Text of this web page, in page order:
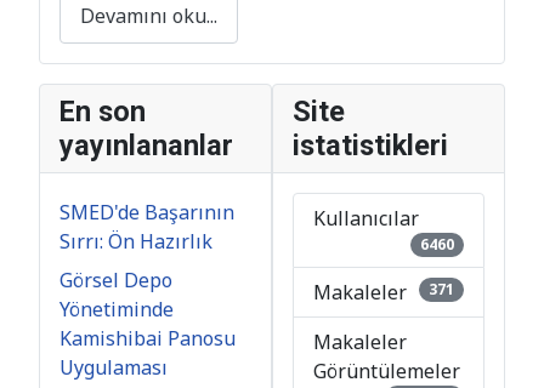
En son
yayınlananlar
SMED'de Başarının
Sırrı: Ön Hazırlık
Görsel Depo
Yönetiminde
Uygulaması
Heijunka ile
Kaplumbağa
istatistikleri
Kullanıcılar
6460
Makaleler
Makaleler
Görüntülemeler
3357465